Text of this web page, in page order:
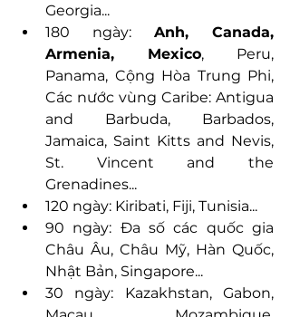
Georgia...
180 ngày: Anh, Canada,
Armenia, Mexico, Peru,
Panama, Cộng Hòa Trung Phi,
Các nước vùng Caribe: Antigua
and Barbuda, Barbados,
Jamaica, Saint Kitts and Nevis,
St. Vincent and the
Grenadines...
120 ngày: Kiribati, Fiji, Tunisia...
90 ngày: Đa số các quốc gia
Châu Âu, Châu Mỹ, Hàn Quốc,
Nhật Bản, Singapore...
30 ngày: Kazakhstan, Gabon,